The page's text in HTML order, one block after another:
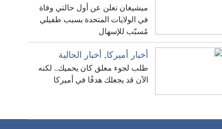
ميشيغان تعلن عن أول حالتي وفاة
في الولايات المتحدة بسبب طفيلي
مُسبّب للإسهال
أخبار أميركا, أخبار الجالية
طلب لجوء معلق كان يحميك.. لكنه
الآن قد يجعلك هدفًا في أميركا